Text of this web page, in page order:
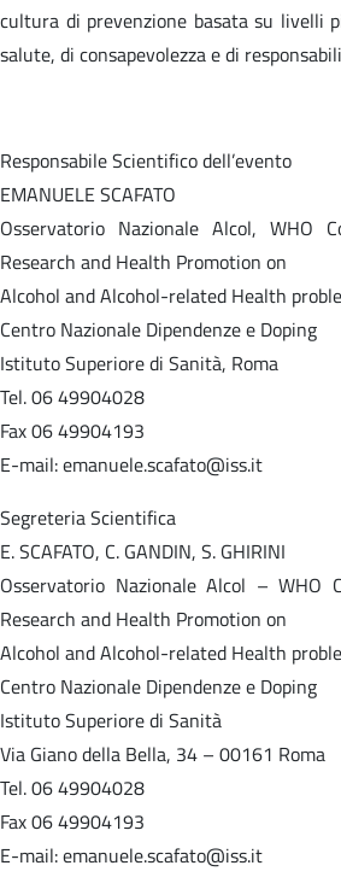
cultura di prevenzione basata su livelli
salute, di consapevolezza e di
Responsabile Scientifico dell’evento
EMANUELE SCAFATO
Osservatorio Nazionale Alcol, WHO
Research and Health Promotion on
Alcohol and Alcohol-related Health
Centro Nazionale Dipendenze e Doping
Istituto Superiore di Sanità, Roma
Tel. 06 49904028
Fax 06 49904193
E-mail: emanuele.scafato@iss.it
Segreteria Scientifica
E. SCAFATO, C. GANDIN, S. GHIRINI
Osservatorio Nazionale Alcol – WHO
Research and Health Promotion on
Alcohol and Alcohol-related Health
Centro Nazionale Dipendenze e Doping
Istituto Superiore di Sanità
Via Giano della Bella, 34 – 00161 Roma
Tel. 06 49904028
Fax 06 49904193
E-mail: emanuele.scafato@iss.it